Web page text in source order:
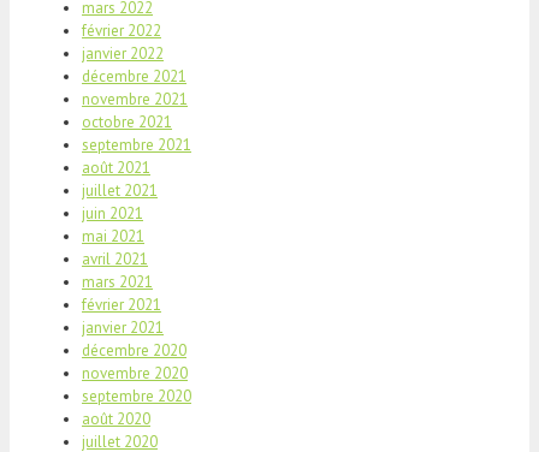
mars 2022
février 2022
janvier 2022
décembre 2021
novembre 2021
octobre 2021
septembre 2021
août 2021
juillet 2021
juin 2021
mai 2021
avril 2021
mars 2021
février 2021
janvier 2021
décembre 2020
novembre 2020
septembre 2020
août 2020
juillet 2020